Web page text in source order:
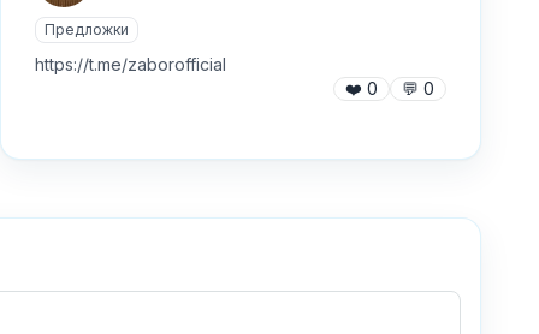
Предложки
https://t.me/zaborofficial
❤️ 0 💬 0